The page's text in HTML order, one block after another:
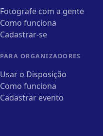
Fotografe com a gente
Como funciona
Cadastrar-se
PARA ORGANIZADORES
Usar o Disposição
Como funciona
Cadastrar evento